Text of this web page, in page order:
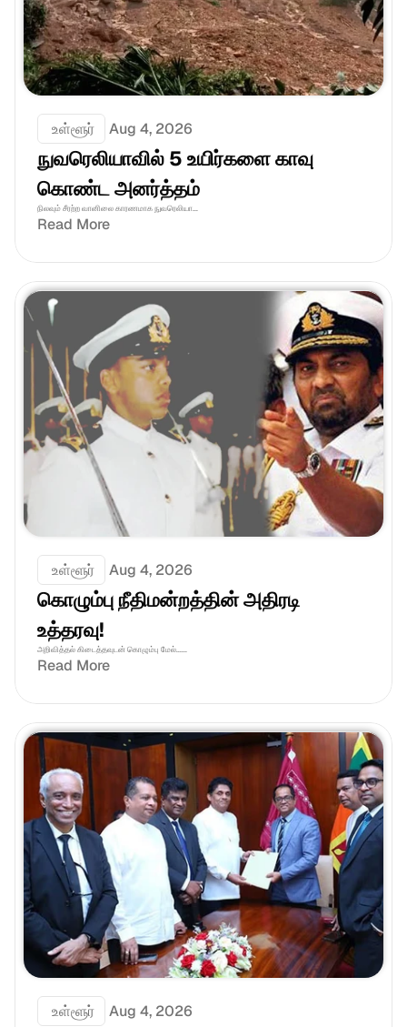
உள்ளூர் Aug 4, 2026
நுவரெலியாவில் 5 உயிர்களை காவு
கொண்ட அனர்த்தம்
நிலவும் சீரற்ற வானிலை காரணமாக நுவரெலியா...
Read More
உள்ளூர் Aug 4, 2026
கொழும்பு நீதிமன்றத்தின் அதிரடி
உத்தரவு!
அறிவித்தல் கிடைத்தவுடன் கொழும்பு மேல்......
Read More
உள்ளூர் Aug 4, 2026